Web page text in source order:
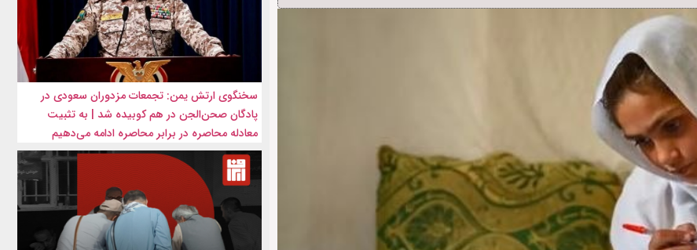
سخنگوی ارتش یمن: تجمعات مزدوران سعودی در
پادگان صحن‌الجن در هم کوبیده شد | به تثبیت
معادله محاصره در برابر محاصره ادامه می‌دهیم